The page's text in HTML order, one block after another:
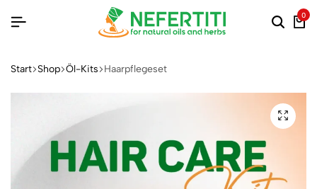
0
Start Shop Öl-Kits Haarpflegeset